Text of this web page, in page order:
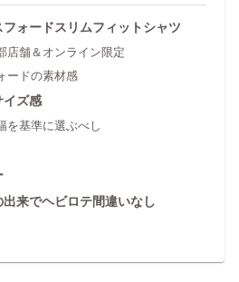
ォードスリムフィットシャツ
店舗＆オンライン限定
ードの素材感
イズ感
を基準に選ぶべし
来でヘビロテ間違いなし